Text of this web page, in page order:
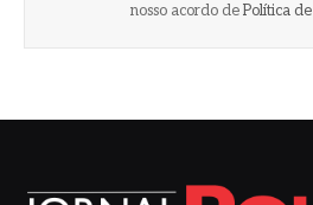
nosso acordo de Política